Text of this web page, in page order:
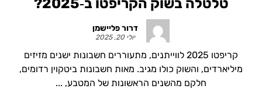
טלטלה בשוק הקריפטו ב‑2025?
דרור פליישמן
יולי 20, 2025
קריפטו 2025 לווייתנים, מתעוררים חשבונות ישנים מזיזים
מיליארדים, והשוק כולו מגיב. מאות חשבונות ביטקוין רדומים,
חלקם מהשנים הראשונות של המטבע, ...